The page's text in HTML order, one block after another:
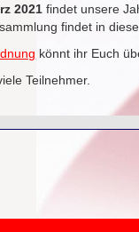
2021findet unsere
findet in
könnt ihr Euch
Teilnehmer.